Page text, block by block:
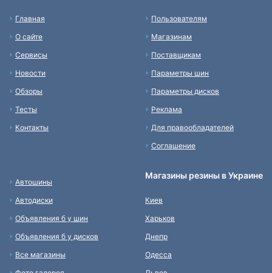
Главная
О сайте
Сервисы
Новости
Обзоры
Тесты
Контакты
Пользователям
Магазинам
Поставщикам
Параметры шин
Параметры дисков
Реклама
Для правообладателей
Соглашение
Автошины
Автодиски
Объявления б у шин
Объявления б у дисков
Все магазины
Магазины резины в Украине
Киев
Харьков
Днепр
Одесса